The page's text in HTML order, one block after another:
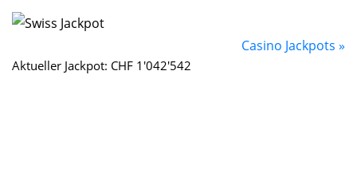
Casino Jackpots »
Aktueller Jackpot: CHF 1'042'542